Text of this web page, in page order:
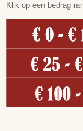
Klik op een bedrag